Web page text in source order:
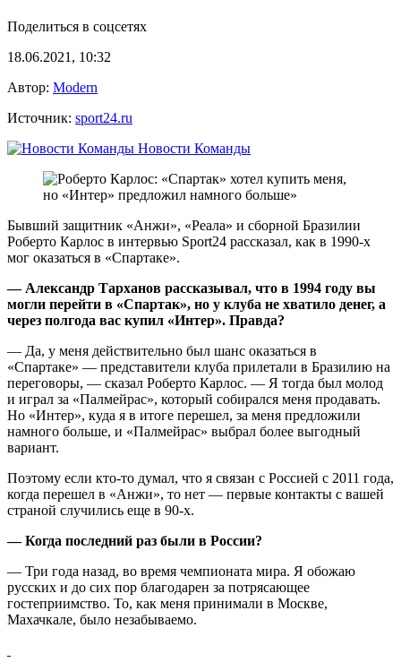
Поделиться в соцсетях
18.06.2021, 10:32
Автор: Modern
Источник: sport24.ru
Новости Команды
Бывший защитник «Анжи», «Реала» и сборной Бразилии
Роберто Карлос в интервью Sport24 рассказал, как в 1990-х
мог оказаться в «Спартаке».
— Александр Тарханов рассказывал, что в 1994 году вы
могли перейти в «Спартак», но у клуба не хватило денег, а
через полгода вас купил «Интер». Правда?
— Да, у меня действительно был шанс оказаться в
«Спартаке» — представители клуба прилетали в Бразилию на
переговоры, — сказал Роберто Карлос. — Я тогда был молод
и играл за «Палмейрас», который собирался меня продавать.
Но «Интер», куда я в итоге перешел, за меня предложили
намного больше, и «Палмейрас» выбрал более выгодный
вариант.
Поэтому если кто-то думал, что я связан с Россией с 2011 года,
когда перешел в «Анжи», то нет — первые контакты с вашей
страной случились еще в 90-х.
— Когда последний раз были в России?
— Три года назад, во время чемпионата мира. Я обожаю
русских и до сих пор благодарен за потрясающее
гостеприимство. То, как меня принимали в Москве,
Махачкале, было незабываемо.